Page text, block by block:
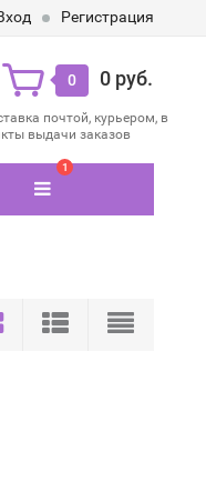
Регистрация
0 0 руб.
почтой, курьером, в
выдачи заказов
1